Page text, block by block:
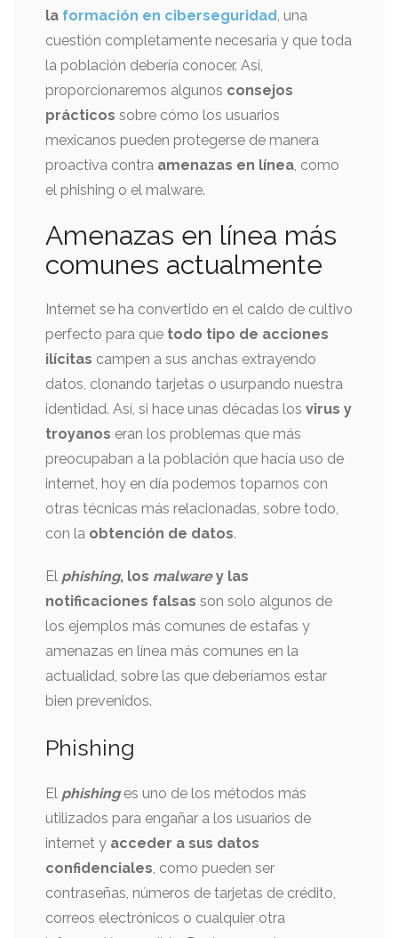
la formación en ciberseguridad, una
cuestión completamente necesaria y que toda
la población debería conocer. Así,
proporcionaremos algunos consejos
prácticos sobre cómo los usuarios
mexicanos pueden protegerse de manera
proactiva contra amenazas en línea, como
el phishing o el malware.
Amenazas en línea más
comunes actualmente
Internet se ha convertido en el caldo de cultivo
perfecto para que todo tipo de acciones
ilícitas campen a sus anchas extrayendo
datos, clonando tarjetas o usurpando nuestra
identidad. Así, si hace unas décadas los virus y
troyanos eran los problemas que más
preocupaban a la población que hacía uso de
internet, hoy en día podemos toparnos con
otras técnicas más relacionadas, sobre todo,
con la obtención de datos.
El phishing, los malwarey las
notificaciones falsas son solo algunos de
los ejemplos más comunes de estafas y
amenazas en línea más comunes en la
actualidad, sobre las que deberíamos estar
bien prevenidos.
Phishing
El phishing es uno de los métodos más
utilizados para engañar a los usuarios de
internet y acceder a sus datos
confidenciales, como pueden ser
contraseñas, números de tarjetas de crédito,
correos electrónicos o cualquier otra